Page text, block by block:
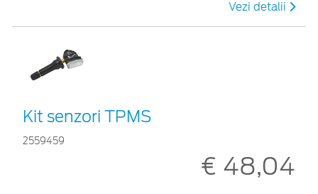
Vezi detalii
Kit senzori TPMS
2559459
€ 48,04